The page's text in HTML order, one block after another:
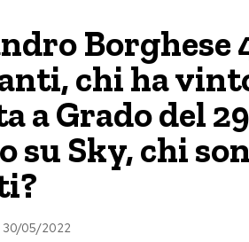
Borghese
chi ha
a Grado del 29
su Sky, chi
30/05/2022